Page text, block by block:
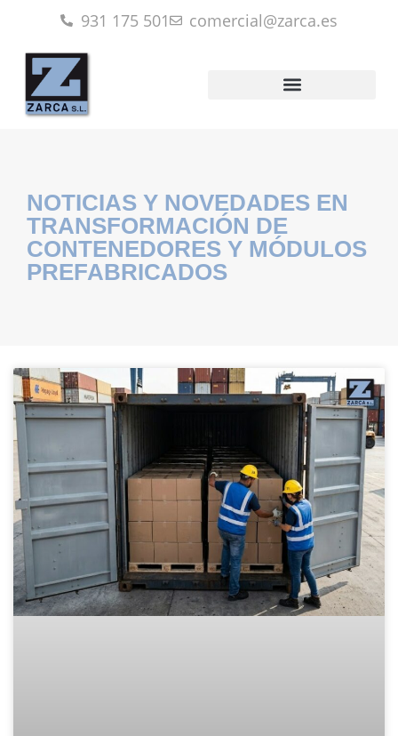
931 175 501 comercial@zarca.es
NOTICIAS Y NOVEDADES EN
TRANSFORMACIÓN DE
CONTENEDORES Y MÓDULOS
PREFABRICADOS